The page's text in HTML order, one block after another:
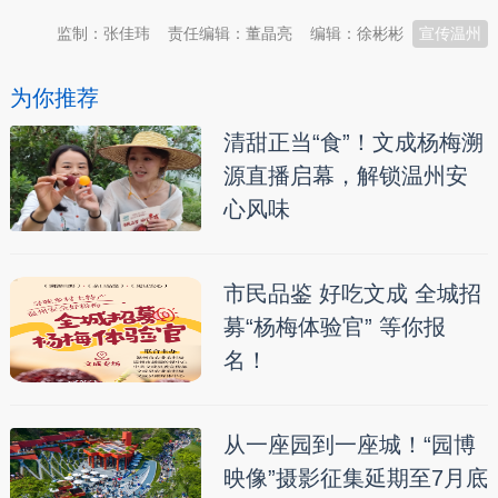
宣传温州
编辑：徐彬彬
责任编辑：董晶亮
监制：张佳玮
为你推荐
清甜正当“食”！文成杨梅溯
源直播启幕，解锁温州安
心风味
市民品鉴 好吃文成 全城招
募“杨梅体验官” 等你报
名！
从一座园到一座城！“园博
映像”摄影征集延期至7月底